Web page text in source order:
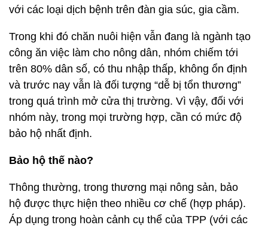
với các loại dịch bệnh trên đàn gia súc, gia cầm.
Trong khi đó chăn nuôi hiện vẫn đang là ngành tạo
công ăn việc làm cho nông dân, nhóm chiếm tới
trên 80% dân số, có thu nhập thấp, không ổn định
và trước nay vẫn là đối tượng “dễ bị tổn thương”
trong quá trình mở cửa thị trường. Vì vậy, đối với
nhóm này, trong mọi trường hợp, cần có mức độ
bảo hộ nhất định.
Bảo hộ thế nào?
Thông thường, trong thương mại nông sản, bảo
hộ được thực hiện theo nhiều cơ chế (hợp pháp).
Áp dụng trong hoàn cảnh cụ thể của TPP (với các